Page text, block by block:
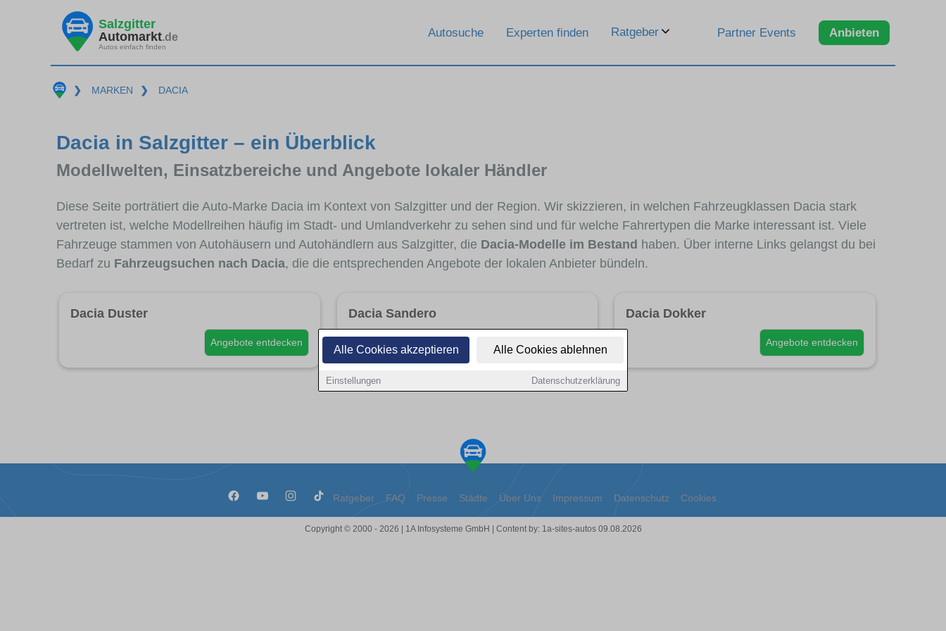
Alle Cookies akzeptieren Alle Cookies ablehnen
Einstellungen Datenschutzerklärung
Salzgitter
Automarkt.de
Autos einfach finden
Autosuche Experten finden Ratgeber Partner Events Anbieten
❯ MARKEN ❯ DACIA
Dacia in Salzgitter – ein Überblick
Modellwelten, Einsatzbereiche und Angebote lokaler Händler
Diese Seite porträtiert die Auto-Marke Dacia im Kontext von Salzgitter und der Region. Wir skizzieren, in welchen Fahrzeugklassen Dacia stark
vertreten ist, welche Modellreihen häufig im Stadt- und Umlandverkehr zu sehen sind und für welche Fahrertypen die Marke interessant ist. Viele
Fahrzeuge stammen von Autohäusern und Autohändlern aus Salzgitter, die Dacia-Modelle im Bestand haben. Über interne Links gelangst du bei
Bedarf zu Fahrzeugsuchen nach Dacia, die die entsprechenden Angebote der lokalen Anbieter bündeln.
Dacia Duster
Angebote entdecken
Dacia Sandero Dacia Dokker
Angebote entdecken
Ratgeber FAQ Presse Städte Über Uns Impressum Datenschutz Cookies
Copyright © 2000 - 2026 | 1A Infosysteme GmbH | Content by: 1a-sites-autos 09.08.2026